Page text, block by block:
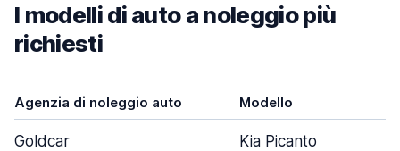
I modelli di auto a noleggio più
richiesti
Agenzia di noleggio auto Modello
Goldcar Kia Picanto